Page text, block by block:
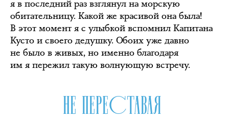
я в последний раз взглянул на морскую
обитательницу. Какой же красивой она была!
В этот момент я с улыбкой вспомнил Капитана
Кусто и своего дедушку. Обоих уже давно
не было в живых, но именно благодаря
им я пережил такую волнующую встречу.
НЕ ПЕРЕСТАВАЯ